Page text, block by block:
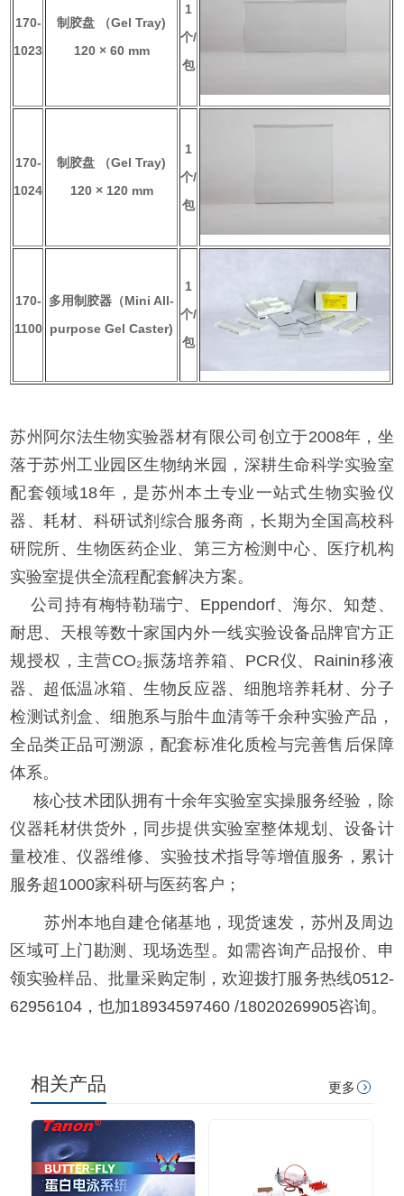
170-
1023
制胶盘 （Gel Tray)
120 × 60 mm
1
个/
包
170-
1024
制胶盘 （Gel Tray)
120 × 120 mm
1
个/
包
170-
1100
多用制胶器（Mini All-
purpose Gel Caster)
1
个/
包
苏州阿尔法生物实验器材有限公司创立于2008年，坐
落于苏州工业园区生物纳米园，深耕生命科学实验室
配套领域18年，是苏州本土专业一站式生物实验仪
器、耗材、科研试剂综合服务商，长期为全国高校科
研院所、生物医药企业、第三方检测中心、医疗机构
实验室提供全流程配套解决方案。
公司持有梅特勒瑞宁、Eppendorf、海尔、知楚、
耐思、天根等数十家国内外一线实验设备品牌官方正
规授权，主营CO₂振荡培养箱、PCR仪、Rainin移液
器、超低温冰箱、生物反应器、细胞培养耗材、分子
检测试剂盒、细胞系与胎牛血清等千余种实验产品，
全品类正品可溯源，配套标准化质检与完善售后保障
体系。
核心技术团队拥有十余年实验室实操服务经验，除
仪器耗材供货外，同步提供实验室整体规划、设备计
量校准、仪器维修、实验技术指导等增值服务，累计
服务超1000家科研与医药客户；
苏州本地自建仓储基地，现货速发，苏州及周边
区域可上门勘测、现场选型。如需咨询产品报价、申
领实验样品、批量采购定制，欢迎拨打服务热线0512-
62956104，也加18934597460 /18020269905咨询。
相关产品 更多